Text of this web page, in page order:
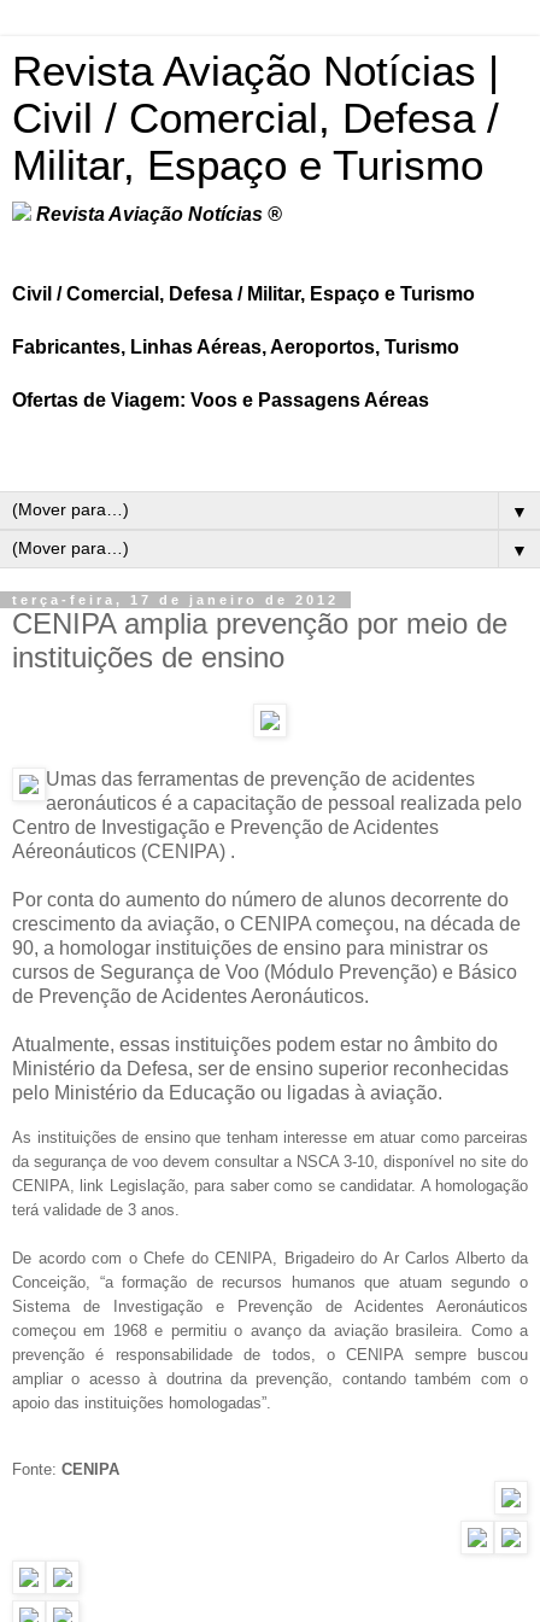
Revista Aviação Notícias |
Civil / Comercial, Defesa /
Militar, Espaço e Turismo
Revista Aviação Notícias ®
Civil / Comercial, Defesa / Militar, Espaço e Turismo
Fabricantes, Linhas Aéreas, Aeroportos, Turismo
Ofertas de Viagem: Voos e Passagens Aéreas
▼
▼
terça-feira, 17 de janeiro de 2012
CENIPA amplia prevenção por meio de
instituições de ensino
Umas das ferramentas de prevenção de acidentes
aeronáuticos é a capacitação de pessoal realizada pelo
Centro de Investigação e Prevenção de Acidentes
Aéreonáuticos (CENIPA) .
Por conta do aumento do número de alunos decorrente do
crescimento da aviação, o CENIPA começou, na década de
90, a homologar instituições de ensino para ministrar os
cursos de Segurança de Voo (Módulo Prevenção) e Básico
de Prevenção de Acidentes Aeronáuticos.
Atualmente, essas instituições podem estar no âmbito do
Ministério da Defesa, ser de ensino superior reconhecidas
pelo Ministério da Educação ou ligadas à aviação.
As instituições de ensino que tenham interesse em atuar como parceiras
da segurança de voo devem consultar a NSCA 3-10, disponível no site do
CENIPA, link Legislação, para saber como se candidatar. A homologação
terá validade de 3 anos.
De acordo com o Chefe do CENIPA, Brigadeiro do Ar Carlos Alberto da
Conceição, “a formação de recursos humanos que atuam segundo o
Sistema de Investigação e Prevenção de Acidentes Aeronáuticos
começou em 1968 e permitiu o avanço da aviação brasileira. Como a
prevenção é responsabilidade de todos, o CENIPA sempre buscou
ampliar o acesso à doutrina da prevenção, contando também com o
apoio das instituições homologadas”.
Fonte: CENIPA